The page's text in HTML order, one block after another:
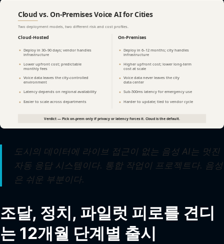
도시의 데이터에 라이브 접근이 없는 음성 AI는 멋진
자동 응답 시스템이다. 통합 작업이 프로젝트다. 음성
은 쉬운 부분이다.
조달, 정치, 파일럿 피로를 견디
는 12개월 단계별 출시